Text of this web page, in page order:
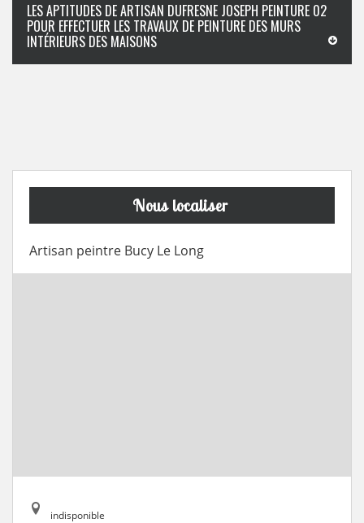
LES APTITUDES DE ARTISAN DUFRESNE JOSEPH PEINTURE 02
POUR EFFECTUER LES TRAVAUX DE PEINTURE DES MURS
INTÉRIEURS DES MAISONS
Nous localiser
Artisan peintre Bucy Le Long
indisponible